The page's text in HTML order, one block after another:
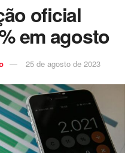
oficial
em agosto
25 de agosto de 2023